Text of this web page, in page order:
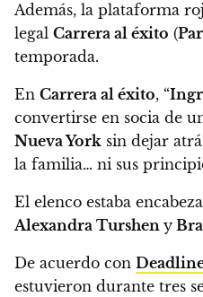
Además, la plataforma
legal Carrera al éxito (
temporada.
En Carrera al éxito, “
convertirse en socia de
Nueva York sin dejar
la familia… ni sus
El elenco estaba
Alexandra Turshen y
De acuerdo con
estuvieron durante tres